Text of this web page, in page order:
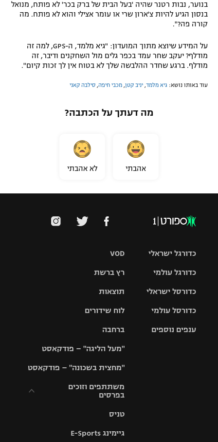
בנוער, נבות רטנר שהיה 'בעל הבית של ברק בכר' לא פותח, מנואל
בנסון הגיע להיות צ'ארון שרי או עומר אצילי והוא לא פותח. מה
קורה פה?".
על המידע שיוצא מתוך המועדון: "גיא מלמד, ה-GPS, למה זה
מודלף? יעקב שחר עמד בכפר גלים מול השחקנים ודיבר, זה
מודלף. ברגע שחדר ההלבשה שלך לא בטוח אין לך זכות קיום".
עוד באותו נושא: גיא מלמד יניב קטן מכבי חיפה סילבה קאני
מה דעתך על הכתבה?
אהבתי לא אהבתי
VOD
רץ ברשת
תוצאות
לוח שידורים
ברחבה
"מעל הליגה" – פודקאסט
"מחצית בשכונה" – פודקאסט
משתתפים וזוכים
בפרסים
וזוכים בפרסים
טניס
גיימינג E-Sports
כדורגל ישראלי
גביע הטוטו
כדורגל עולמי
האלופות
ליגה
כדורסל ישראלי
סל
כדורסל עולמי
ענפים נוספים